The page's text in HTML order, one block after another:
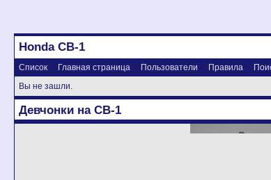
Honda CB-1
Список Главная страница Пользователи Правила
Вы не зашли.
Девчонки на CB-1